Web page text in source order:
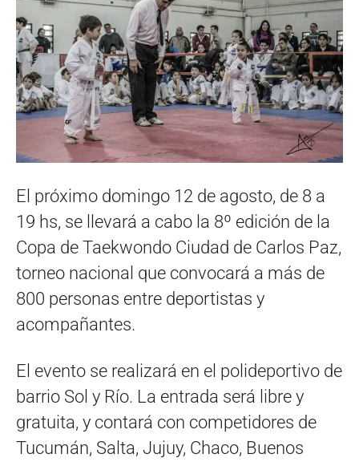
El próximo domingo 12 de agosto, de 8 a
19 hs, se llevará a cabo la 8º edición de la
Copa de Taekwondo Ciudad de Carlos Paz,
torneo nacional que convocará a más de
800 personas entre deportistas y
acompañantes.
El evento se realizará en el polideportivo de
barrio Sol y Río. La entrada será libre y
gratuita, y contará con competidores de
Tucumán, Salta, Jujuy, Chaco, Buenos